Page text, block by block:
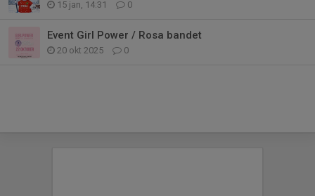
15 jan, 14:31 0
Event Girl Power / Rosa bandet
20 okt 2025 0